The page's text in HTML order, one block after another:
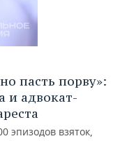
пасть порву»:
и адвокат-
эпизодов взяток,